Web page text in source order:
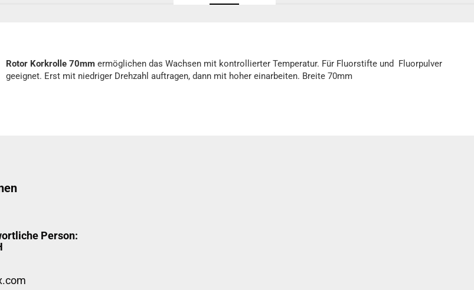
Rotor Korkrolle 70mm ermöglichen das Wachsen mit kontrollierter Temperatur. Für Fluorstifte und Fluorpulver
geeignet. Erst mit niedriger Drehzahl auftragen, dann mit hoher einarbeiten. Breite 70mm
Person: